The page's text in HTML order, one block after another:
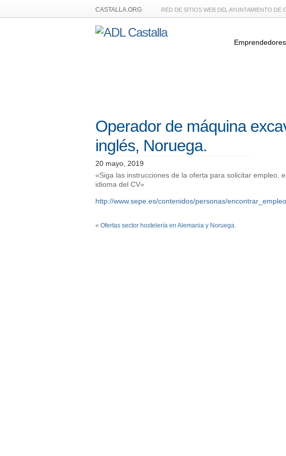
CASTALLA.ORG RED DE SITIOS WEB DEL AYUNTAMIENTO DE
Emprendedores
Operador de máquina
inglés, Noruega.
20 mayo, 2019
«Siga las instrucciones de la oferta para solicitar empleo,
idioma del CV»
http://www.sepe.es/contenidos/personas/
« Ofertas sector hostelería en Alemania y Noruega.